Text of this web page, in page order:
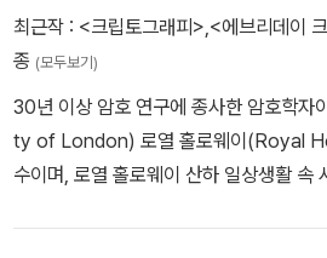
최근작 : <크립토그래피>,<에브리데이
종 (모두보기)
30년 이상 암호 연구에 종사한 암호학
ty of London) 로열 홀로웨이(Royal
수이며, 로열 홀로웨이 산하 일상생활 속